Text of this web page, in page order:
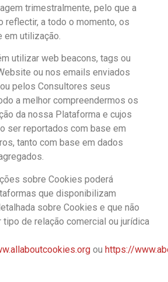
trimestralmente, pelo que a
reflectir, a todo o momento, os
em utilização.
utilizar web beacons, tags ou
ou nos emails enviados
pelos Consultores seus
a melhor compreendermos os
da nossa Plataforma e cujos
ser reportados com base em
tanto com base em dados
sobre Cookies poderá
que disponibilizam
sobre Cookies e que não
de relação comercial ou jurídica
ou https://